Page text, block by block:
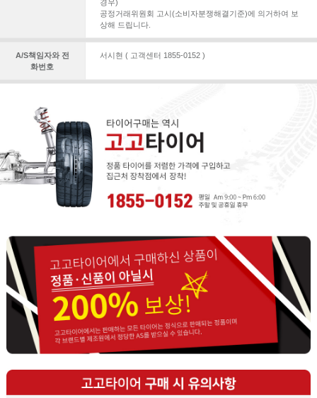
경우)
공정거래위원회 고시(소비자분쟁해결기준)에 의거하여 보
상해 드립니다.
A/S책임자와 전
화번호
서시현 ( 고객센터 1855-0152 )